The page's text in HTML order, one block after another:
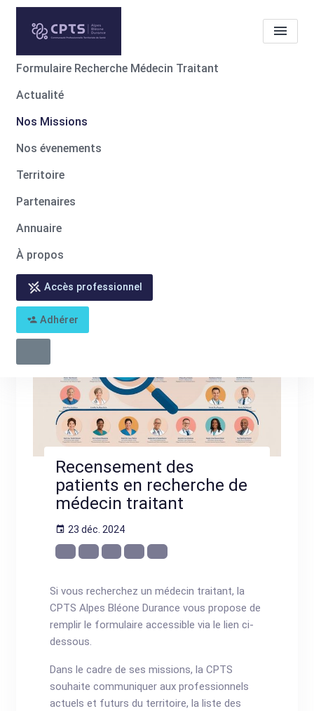
Formulaire Recherche Médecin Traitant
Actualité
Nos Missions
Nos évenements
Territoire
Partenaires
Annuaire
À propos
Accès professionnel
Adhérer
Nos Missions
des patients en recherche de
médecin traitant
Recensement des patients en recherche de médecin traitant
Recensement des
patients en recherche de
médecin traitant
23 déc. 2024
Si vous recherchez un médecin traitant, la
CPTS Alpes Bléone Durance vous propose de
remplir le formulaire accessible via le lien ci-
dessous.
Dans le cadre de ses missions, la CPTS
souhaite communiquer aux professionnels
actuels et futurs du territoire, la liste des